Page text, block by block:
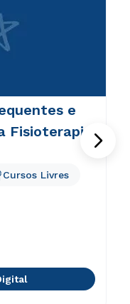
e
Fisioterapia
Cursos Livres